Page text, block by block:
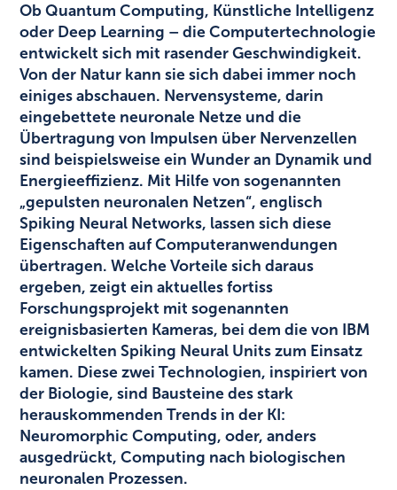
Ob Quantum Computing, Künstliche Intelligenz
oder Deep Learning – die Computertechnologie
entwickelt sich mit rasender Geschwindigkeit.
Von der Natur kann sie sich dabei immer noch
einiges abschauen. Nervensysteme, darin
eingebettete neuronale Netze und die
Übertragung von Impulsen über Nervenzellen
sind beispielsweise ein Wunder an Dynamik und
Energieeffizienz. Mit Hilfe von sogenannten
„gepulsten neuronalen Netzen“, englisch
Spiking Neural Networks, lassen sich diese
Eigenschaften auf Computeranwendungen
übertragen. Welche Vorteile sich daraus
ergeben, zeigt ein aktuelles fortiss
Forschungsprojekt mit sogenannten
ereignisbasierten Kameras, bei dem die von IBM
entwickelten Spiking Neural Units zum Einsatz
kamen. Diese zwei Technologien, inspiriert von
der Biologie, sind Bausteine des stark
herauskommenden Trends in der KI:
Neuromorphic Computing, oder, anders
ausgedrückt, Computing nach biologischen
neuronalen Prozessen.